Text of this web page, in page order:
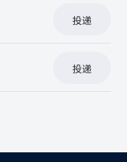
投递
投递